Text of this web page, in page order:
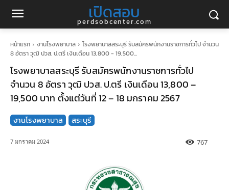
เปิดสอบ
perdsobcenter.com
หน้าแรก งานโรงพยาบาล
โรงพยาบาลสระบุรี รับสมัครพนักงานราชการทั่วไป จำนวน
8 อัตรา วุฒิ ปวส. ป.ตรี เงินเดือน 13,800 - 19,500...
โรงพยาบาลสระบุรี รับสมัครพนักงานราชการทั่วไป
จำนวน 8 อัตรา วุฒิ ปวส. ป.ตรี เงินเดือน 13,800 –
19,500 บาท ตั้งแต่วันที่ 12 – 18 มกราคม 2567
งานโรงพยาบาล สระบุรี
7 มกราคม 2024 767